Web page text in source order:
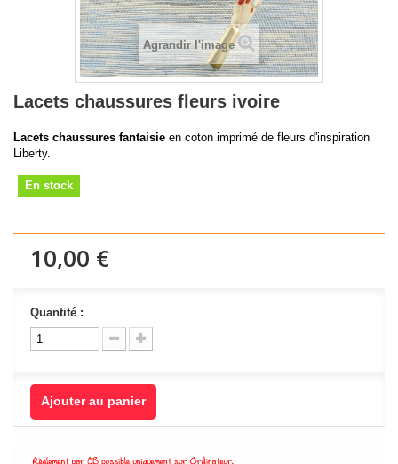
Agrandir l'image
Lacets chaussures fleurs ivoire
Lacets chaussures fantaisie en coton imprimé de fleurs d'inspiration
Liberty.
En stock
10,00 €
Quantité :
Ajouter au panier